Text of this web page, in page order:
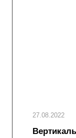
27.08.2022